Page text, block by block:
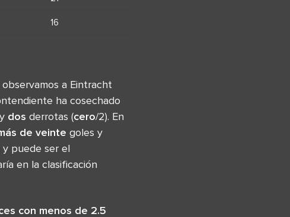
16
a Eintracht
ha cosechado
dos derrotas (cero/2). En
de veinte goles y
puede ser el
en la clasificación
con menos de 2.5